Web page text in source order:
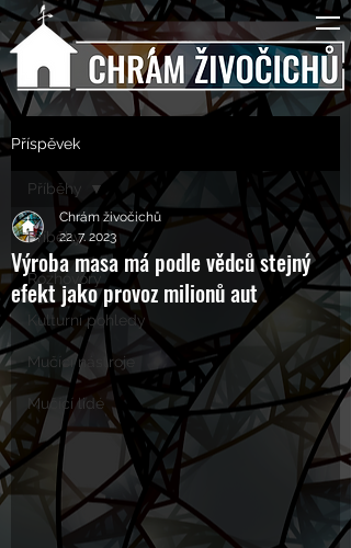
Příspěvek
Příběhy
Rozhovory
Kulturní pohledy
Mučící nástroje
Mučící lidé
Příběhy
Výroba masa má podle vědců stejný
efekt jako provoz milionů aut
Chrám živočichů
22. 7. 2023